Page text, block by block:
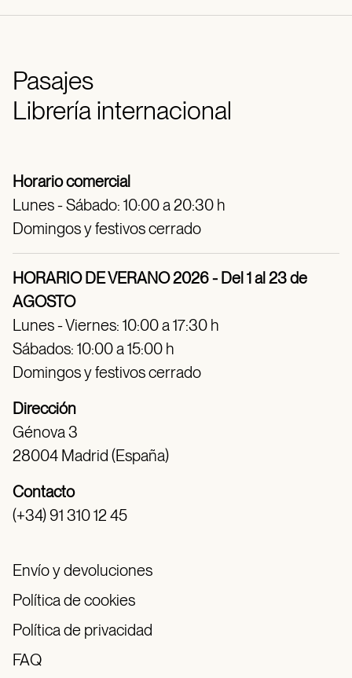
Pasajes
Librería internacional
Horario comercial
Lunes - Sábado: 10:00 a 20:30 h
Domingos y festivos cerrado
HORARIO DE VERANO 2026 - Del 1 al 23 de
AGOSTO
Lunes - Viernes: 10:00 a 17:30 h
Sábados: 10:00 a 15:00 h
Domingos y festivos cerrado
Dirección
Génova 3
28004 Madrid (España)
Contacto
(+34) 91 310 12 45
Envío y devoluciones
Política de cookies
Política de privacidad
FAQ